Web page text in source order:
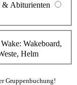
& Abiturienten
Wake: Wakeboard,
Helm
Gruppenbuchung!